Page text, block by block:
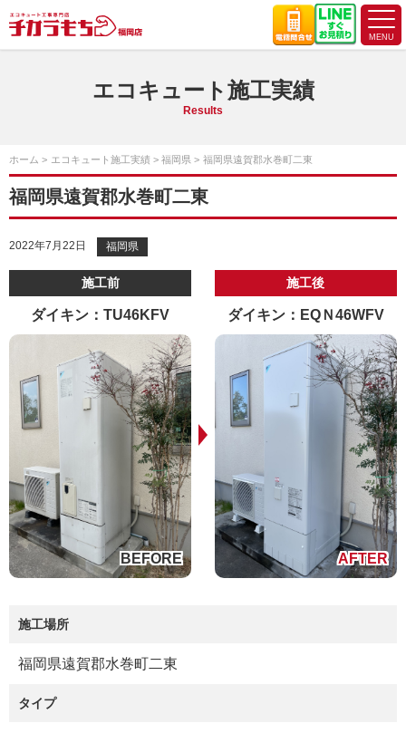
エコキュート施工実績
Results
ホーム エコキュート施工実績 福岡県 福岡県遠賀郡水巻町二東
福岡県遠賀郡水巻町二東
2022年7月22日 福岡県
施工前
ダイキン：TU46KFV
施工後
ダイキン：EQＮ46WFV
施工場所
福岡県遠賀郡水巻町二東
タイプ